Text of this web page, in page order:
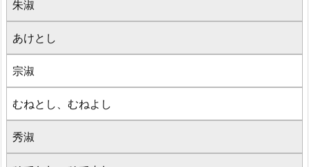
朱淑
あけとし
宗淑
むねとし、むねよし
秀淑